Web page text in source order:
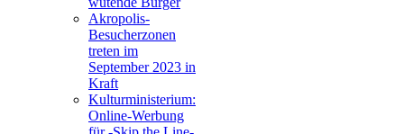
Akropolis-
Besucherzonen
treten im
September 2023 in
Kraft
Kulturministerium:
Online-Werbung